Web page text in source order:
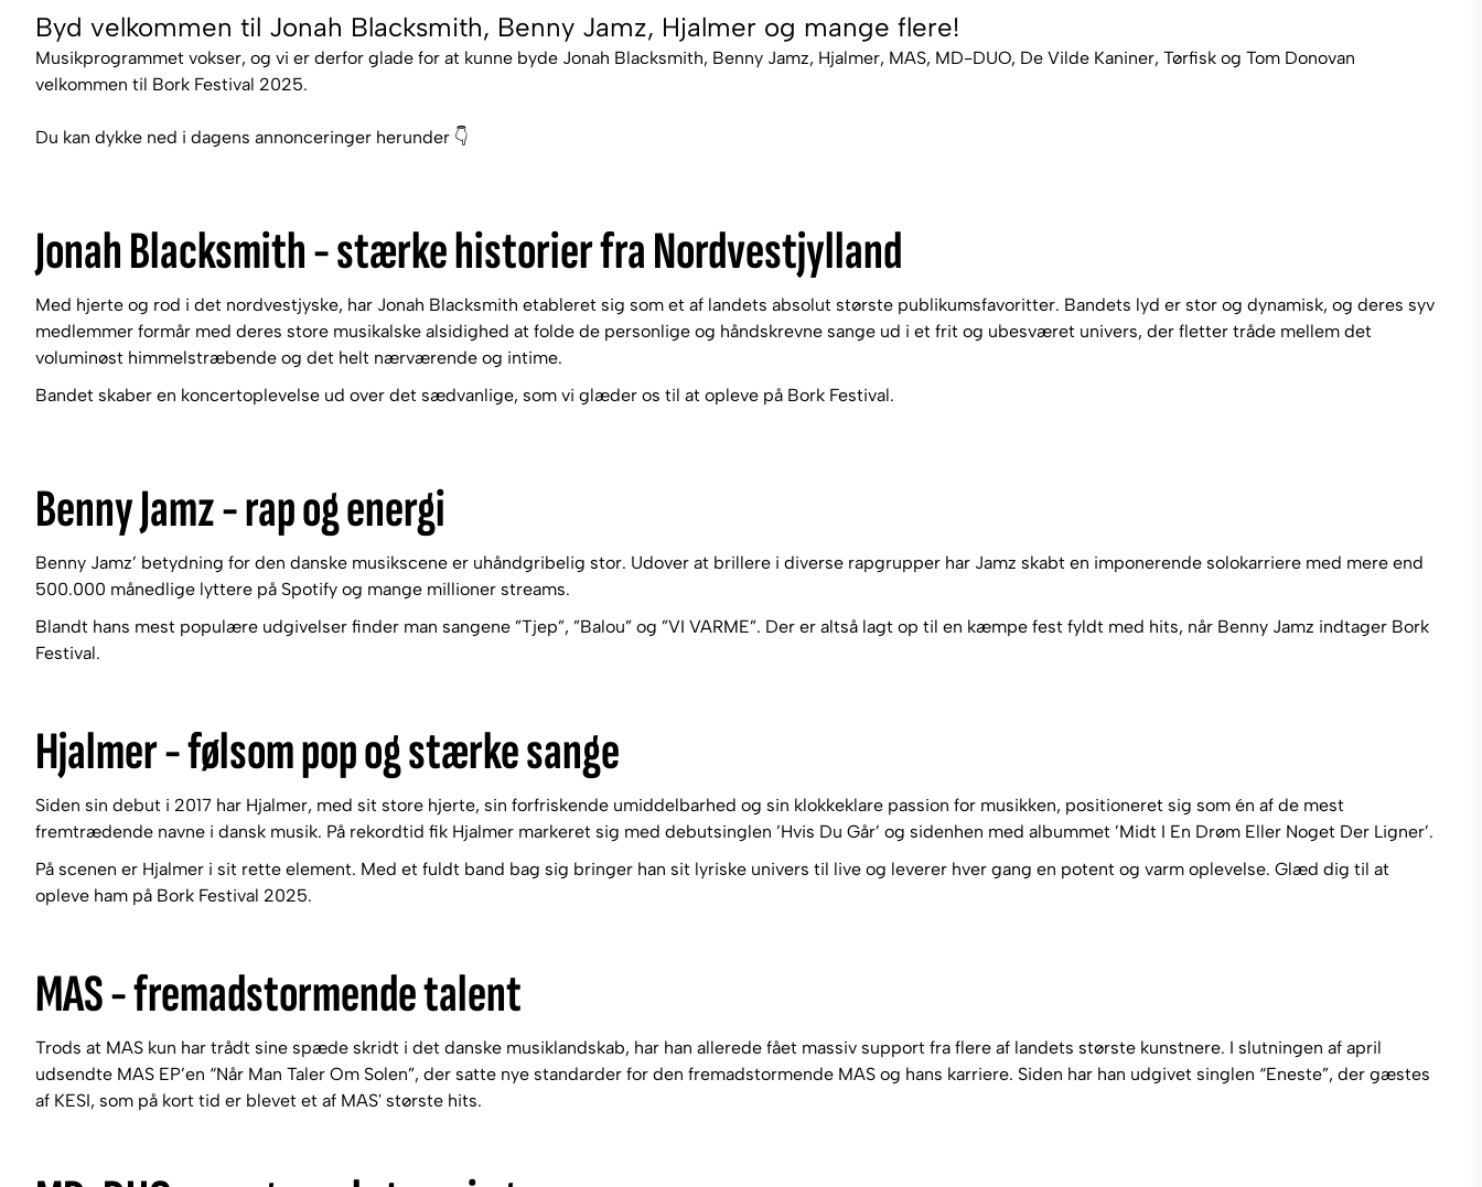
Byd velkommen til Jonah Blacksmith, Benny Jamz, Hjalmer og mange flere!
Musikprogrammet vokser, og vi er derfor glade for at kunne byde Jonah Blacksmith, Benny Jamz, Hjalmer, MAS, MD-DUO, De Vilde Kaniner, Tørfisk og Tom Donovan
velkommen til Bork Festival 2025.
Du kan dykke ned i dagens annonceringer herunder 👇
Jonah Blacksmith - stærke historier fra Nordvestjylland
Med hjerte og rod i det nordvestjyske, har Jonah Blacksmith etableret sig som et af landets absolut største publikumsfavoritter. Bandets lyd er stor og dynamisk, og deres syv
medlemmer formår med deres store musikalske alsidighed at folde de personlige og håndskrevne sange ud i et frit og ubesværet univers, der fletter tråde mellem det
voluminøst himmelstræbende og det helt nærværende og intime.
Bandet skaber en koncertoplevelse ud over det sædvanlige, som vi glæder os til at opleve på Bork Festival.
Benny Jamz - rap og energi
Benny Jamz’ betydning for den danske musikscene er uhåndgribelig stor. Udover at brillere i diverse rapgrupper har Jamz skabt en imponerende solokarriere med mere end
500.000 månedlige lyttere på Spotify og mange millioner streams.
Blandt hans mest populære udgivelser finder man sangene ”Tjep”, ”Balou” og ”VI VARME”. Der er altså lagt op til en kæmpe fest fyldt med hits, når Benny Jamz indtager Bork
Festival.
Hjalmer - følsom pop og stærke sange
Siden sin debut i 2017 har Hjalmer, med sit store hjerte, sin forfriskende umiddelbarhed og sin klokkeklare passion for musikken, positioneret sig som én af de mest
fremtrædende navne i dansk musik. På rekordtid fik Hjalmer markeret sig med debutsinglen ’Hvis Du Går’ og sidenhen med albummet ’Midt I En Drøm Eller Noget Der Ligner’.
På scenen er Hjalmer i sit rette element. Med et fuldt band bag sig bringer han sit lyriske univers til live og leverer hver gang en potent og varm oplevelse. Glæd dig til at
opleve ham på Bork Festival 2025.
MAS - fremadstormende talent
Trods at MAS kun har trådt sine spæde skridt i det danske musiklandskab, har han allerede fået massiv support fra flere af landets største kunstnere. I slutningen af april
udsendte MAS EP’en “Når Man Taler Om Solen”, der satte nye standarder for den fremadstormende MAS og hans karriere. Siden har han udgivet singlen “Eneste”, der gæstes
af KESI, som på kort tid er blevet et af MAS' største hits.